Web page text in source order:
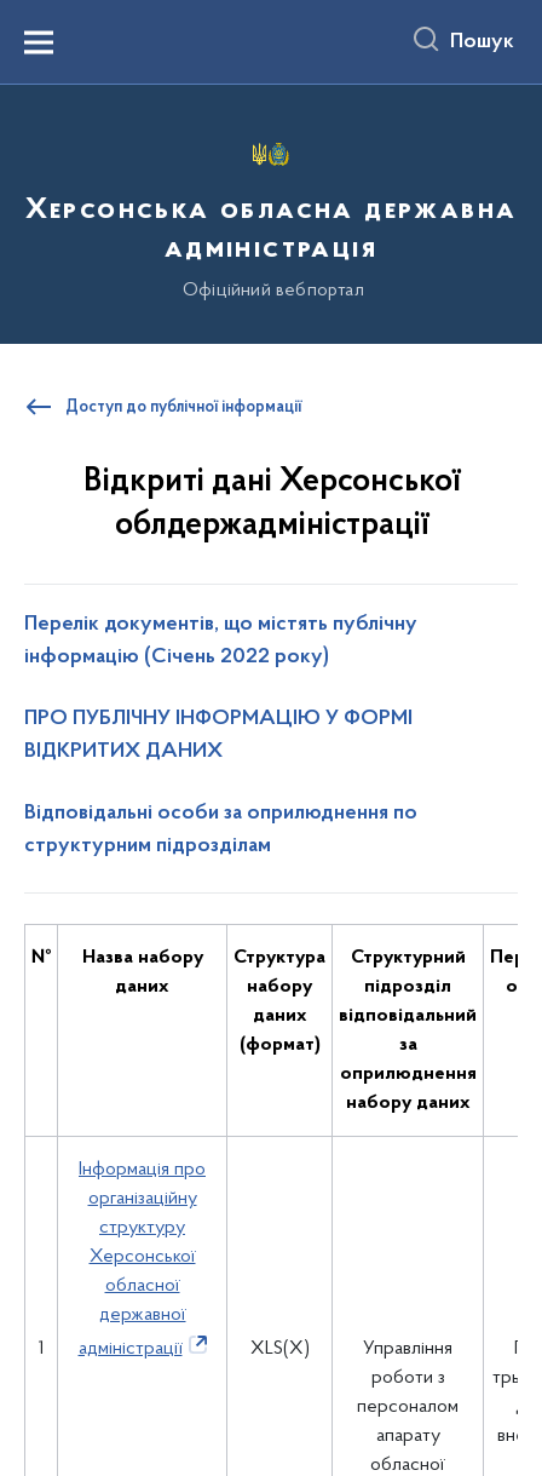
вмістуMenu Пошук
Херсонська обласна державна
адміністрація
Офіційний вебпортал
Доступ до публічної інформації
Відкриті дані Херсонської
облдержадміністрації
Перелiк документів, що містять публічну
інформацію (Січень 2022 року)
ПРО ПУБЛІЧНУ ІНФОРМАЦІЮ У ФОРМІ
ВІДКРИТИХ ДАНИХ
Відповідальні особи за оприлюднення по
структурним підрозділам
№
Назва набору
даних
Структура
набору
даних
(формат)
Структурний
підрозділ
відповідальний
за
оприлюднення
набору даних
1
Інформація про
організаційну
структуру
Херсонської
обласної
державної
адміністрації
XLS(X)
Управління
роботи з
персоналом
апарату
обласної